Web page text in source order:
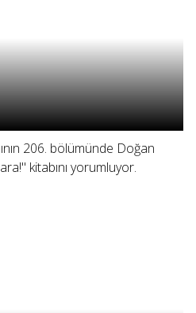
206. bölümünde Doğan
kitabını yorumluyor.